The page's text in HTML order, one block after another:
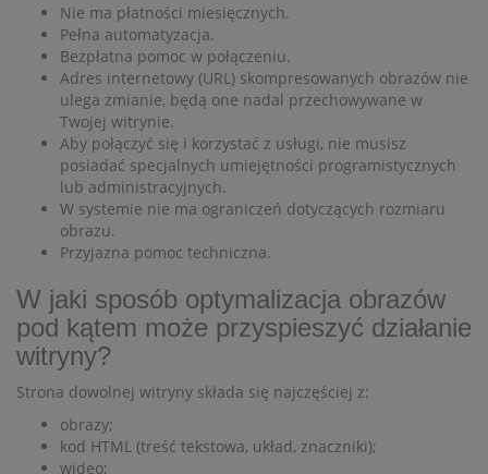
Nie ma płatności miesięcznych.
Pełna automatyzacja.
Bezpłatna pomoc w połączeniu.
Adres internetowy (URL) skompresowanych obrazów nie
ulega zmianie, będą one nadal przechowywane w
Twojej witrynie.
Aby połączyć się i korzystać z usługi, nie musisz
posiadać specjalnych umiejętności programistycznych
lub administracyjnych.
W systemie nie ma ograniczeń dotyczących rozmiaru
obrazu.
Przyjazna pomoc techniczna.
W jaki sposób optymalizacja obrazów
pod kątem może przyspieszyć działanie
witryny?
Strona dowolnej witryny składa się najczęściej z:
obrazy;
kod HTML (treść tekstowa, układ, znaczniki);
wideo;